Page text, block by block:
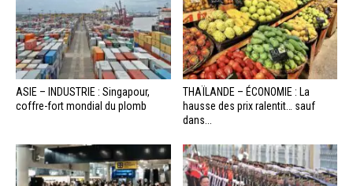
ASIE – INDUSTRIE : Singapour,
coffre-fort mondial du plomb
THAÏLANDE – ÉCONOMIE : La
hausse des prix ralentit… sauf
dans...